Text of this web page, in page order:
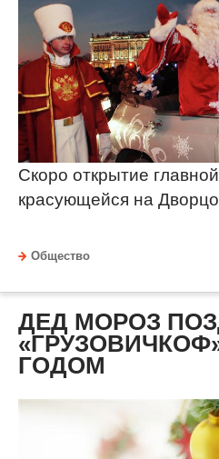
Скоро открытие
красующейся на
Общество
ДЕД МОРОЗ
ГОДОМ